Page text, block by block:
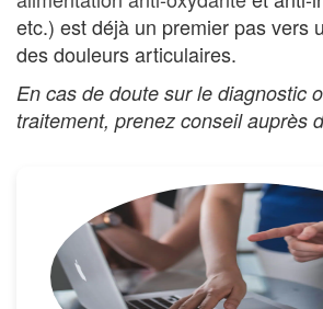
etc.) est déjà un premier pas vers
des douleurs articulaires.
En cas de doute sur le diagnostic
traitement, prenez conseil auprès